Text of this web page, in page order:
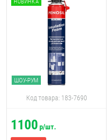
НОВИНКА
ШОУ-РУМ
Код товара: 183-7690
1100 р/шт.